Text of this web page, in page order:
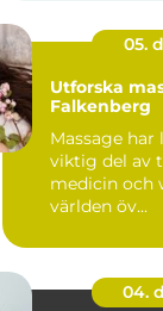
05.
Utforska
Falkenberg
Massage
viktig del av
medicin och
världen öv...
04.